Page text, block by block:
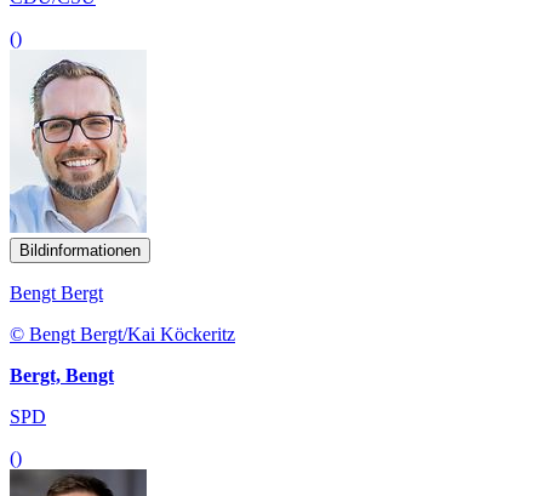
()
Bildinformationen
Bengt Bergt
© Bengt Bergt/Kai Köckeritz
Bergt, Bengt
SPD
()